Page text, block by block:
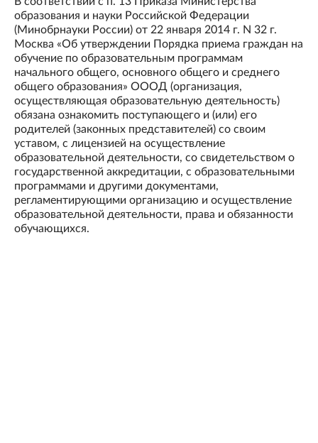
образования и науки Российской Федерации
(Минобрнауки России) от 22 января 2014 г. N 32 г.
Москва «Об утверждении Порядка приема граждан на
обучение по образовательным программам
начального общего, основного общего и среднего
общего образования» ОООД (организация,
осуществляющая образовательную деятельность)
обязана ознакомить поступающего и (или) его
родителей (законных представителей) со своим
уставом, с лицензией на осуществление
образовательной деятельности, со свидетельством о
государственной аккредитации, с образовательными
программами и другими документами,
регламентирующими организацию и осуществление
образовательной деятельности, права и обязанности
обучающихся.